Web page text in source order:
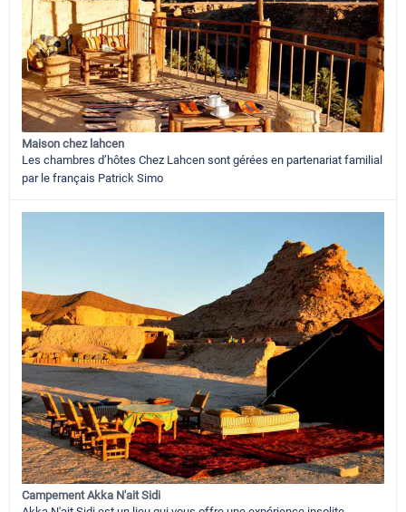
Maison chez lahcen
Les chambres d’hôtes Chez Lahcen sont gérées en partenariat familial
par le français Patrick Simo
Campement Akka N'ait Sidi